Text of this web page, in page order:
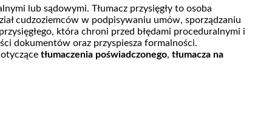
lub sądowymi. Tłumacz przysięgły to osoba
cudzoziemców w podpisywaniu umów, sporządzaniu
która chroni przed błędami proceduralnymi i
dokumentów oraz przyspiesza formalności.
tłumaczenia poświadczonego, tłumacza na